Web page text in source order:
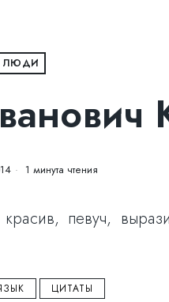
ЛЮДИ
1 минута чтения
певуч,
ЦИТАТЫ